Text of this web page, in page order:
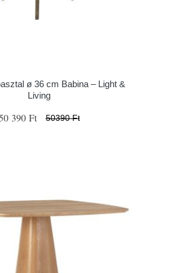
ø 36 cm Babina – Light &
Living
390 Ft 50390 Ft